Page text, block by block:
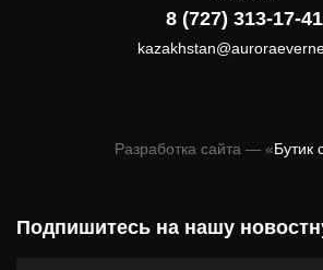
8 (727) 313-17-41
Разработка сайта — «Бутик
Подпишитесь на нашу